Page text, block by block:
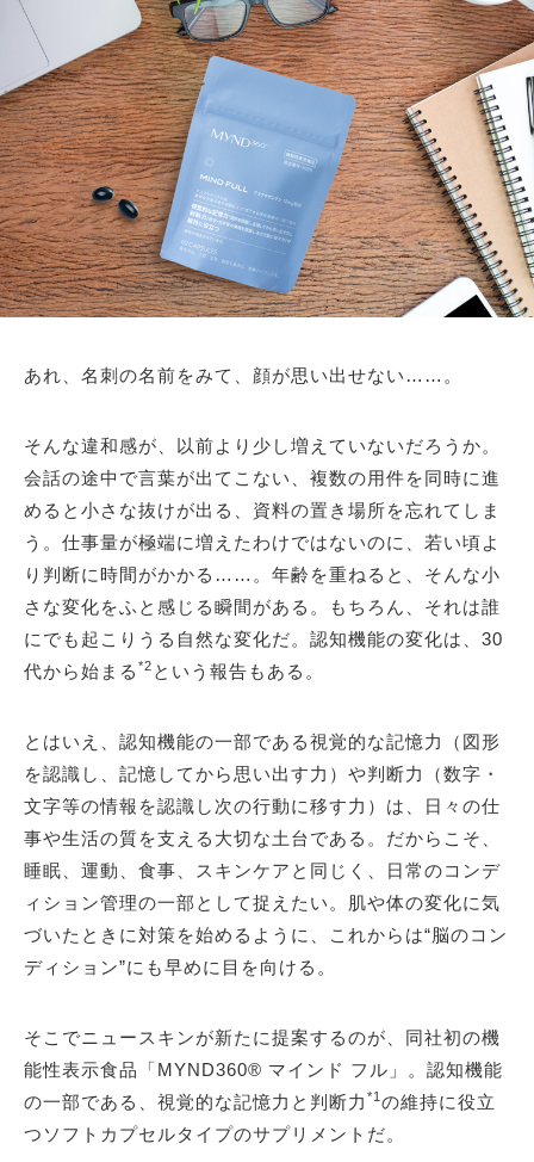
あれ、名刺の名前をみて、顔が思い出せない……。
そんな違和感が、以前より少し増えていないだろうか。
会話の途中で言葉が出てこない、複数の用件を同時に進
めると小さな抜けが出る、資料の置き場所を忘れてしま
う。仕事量が極端に増えたわけではないのに、若い頃よ
り判断に時間がかかる……。年齢を重ねると、そんな小
さな変化をふと感じる瞬間がある。もちろん、それは誰
にでも起こりうる自然な変化だ。認知機能の変化は、30
代から始まる *2 という報告もある。
とはいえ、認知機能の一部である視覚的な記憶力（図形
を認識し、記憶してから思い出す力）や判断力（数字・
文字等の情報を認識し次の行動に移す力）は、日々の仕
事や生活の質を支える大切な土台である。だからこそ、
睡眠、運動、食事、スキンケアと同じく、日常のコンデ
ィション管理の一部として捉えたい。肌や体の変化に気
づいたときに対策を始めるように、これからは“脳のコン
ディション”にも早めに目を向ける。
そこでニュースキンが新たに提案するのが、同社初の機
能性表示食品「MYND360® マインド フル」。認知機能
の一部である、視覚的な記憶力と判断力 *1 の維持に役立
つソフトカプセルタイプのサプリメントだ。